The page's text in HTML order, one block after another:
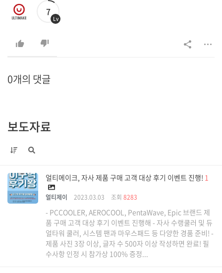
7
Lv
0개의 댓글
보도자료
얼티메이크, 자사 제품 구매 고객 대상 후기 이벤트 진행! 1
얼티제이 2023.03.03 조회 8283
- PCCOOLER, AEROCOOL, PentaWave, Epic 브랜드 제
품 구매 고객 대상 후기 이벤트 진행해 - 자사 수랭쿨러 및 듀
얼타워 쿨러, 시스템 팬과 마우스패드 등 다양한 경품 준비! -
제품 사진 3장 이상, 글자 수 500자 이상 작성하면 완료! 필
수사항 인정 시 참가상 100% 증정...